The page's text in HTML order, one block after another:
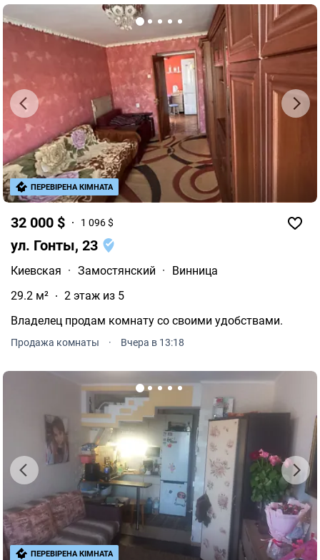
32 000 $ 1 096 $
ул. Гонты, 23
Киевская · Замостянский ·
Винница
29.2 м²
2 этаж из 5
Владелец продам комнату со своими удобствами.
Продажа комнаты · Вчера в 13:18
ПЕРЕВІРЕНА КІМНАТА
ПЕРЕВІРЕНА КІМНАТА